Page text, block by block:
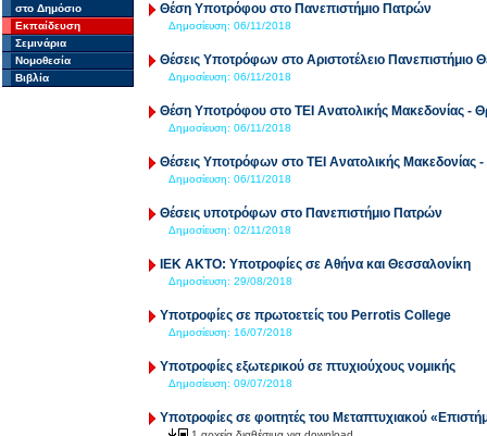
στο Δημόσιο
Εκπαίδευση
Σεμινάρια
Νομοθεσία
Βιβλία
Θέση Υποτρόφου στο Πανεπιστήμιο Πατρών
Δημοσίευση: 06/11/2018
Θέσεις Υποτρόφων στο Aριστοτέλειο Πανεπιστήμιο
Δημοσίευση: 06/11/2018
Θέση Υποτρόφου στο ΤΕΙ Ανατολικής Μακεδονίας -
Δημοσίευση: 06/11/2018
Θέσεις Υποτρόφων στο ΤΕΙ Ανατολικής Μακεδονίας
Δημοσίευση: 06/11/2018
Θέσεις υποτρόφων στο Πανεπιστήμιο Πατρών
Δημοσίευση: 02/11/2018
ΙΕΚ ΑΚΤΟ: Υποτροφίες σε Αθήνα και Θεσσαλονίκη
Δημοσίευση: 29/08/2018
Υποτροφίες σε πρωτοετείς του Perrotis College
Δημοσίευση: 16/07/2018
Υποτροφίες εξωτερικού σε πτυχιούχους νομικής
Δημοσίευση: 09/07/2018
Υποτροφίες σε φοιτητές του Μεταπτυχιακού